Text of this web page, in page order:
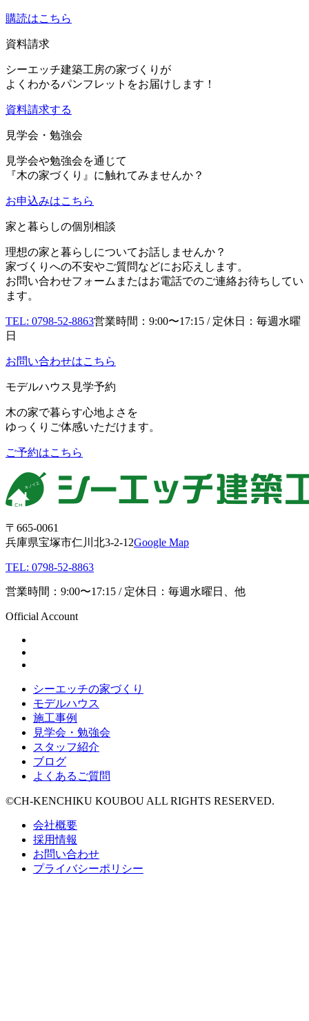
購読はこちら
資料請求
シーエッチ建築工房の家づくりが
よくわかるパンフレットをお届けします！
資料請求する
見学会・勉強会
見学会や勉強会を通じて
『木の家づくり』に触れてみませんか？
お申込みはこちら
家と暮らしの個別相談
理想の家と暮らしについてお話しませんか？
家づくりへの不安やご質問などにお応えします。
お問い合わせフォームまたはお電話でのご連絡お待ちしてい
ます。
TEL: 0798-52-8863営業時間：9:00〜17:15 / 定休日：毎週水曜
日
お問い合わせはこちら
モデルハウス見学予約
木の家で暮らす心地よさを
ゆっくりご体感いただけます。
ご予約はこちら
〒665-0061
兵庫県宝塚市仁川北3-2-12Google Map
TEL: 0798-52-8863
営業時間：9:00〜17:15 / 定休日：毎週水曜日、他
Official Account
シーエッチの家づくり
モデルハウス
施工事例
見学会・勉強会
スタッフ紹介
ブログ
よくあるご質問
©CH-KENCHIKU KOUBOU ALL RIGHTS RESERVED.
会社概要
採用情報
お問い合わせ
プライバシーポリシー